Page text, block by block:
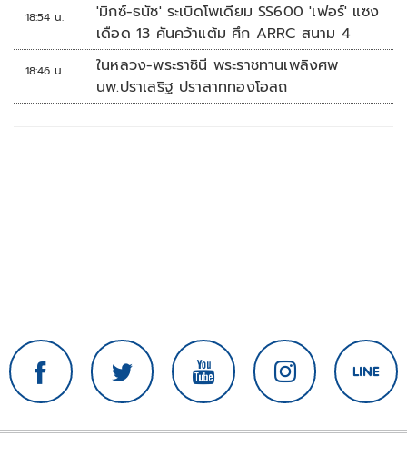
18:54 น.
'มิกซ์-ธนัช' ระเบิดโพเดียม SS600 'เฟอร์' แซง
เดือด 13 คันคว้าแต้ม ศึก ARRC สนาม 4
18:46 น.
ในหลวง-พระราชินี พระราชทานเพลิงศพ
นพ.ปราเสริฐ ปราสาททองโอสถ